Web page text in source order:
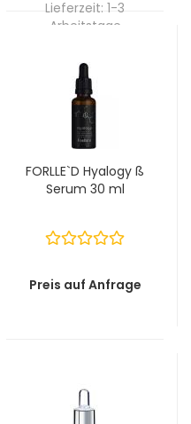
Lieferzeit: 1-3
Arbeitstage
FORLLE`D Hyalogy ß
Serum 30 ml
Preis auf Anfrage